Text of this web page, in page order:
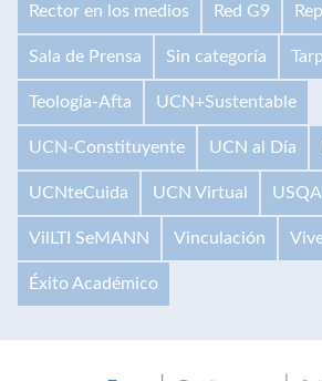
Rector en los medios Red G9
Sala de Prensa Sin categoría
Teología-Afta UCN+Sustentable
UCN-Constituyente UCN al Día
UCNteCuida UCN Virtual
VilLTI SeMANN Vinculación
Éxito Académico